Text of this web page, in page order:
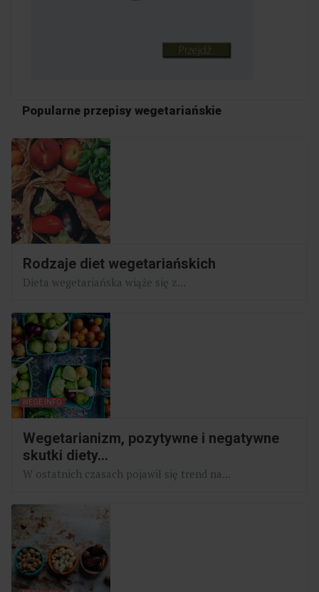
Popularne przepisy wegetariańskie
Rodzaje diet wegetariańskich
Dieta wegetariańska wiąże się z...
WEGE INFO
Wegetarianizm, pozytywne i negatywne
skutki diety...
W ostatnich czasach pojawił się trend na...